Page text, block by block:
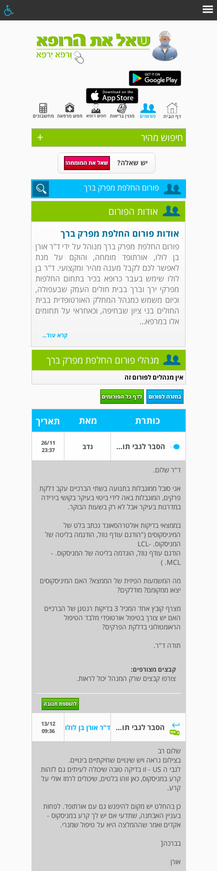
+ חיפוש מהיר
יש שאלה?
פורום החלפת מפרק ברך
אודות הפורום
אודות פורום החלפת מפרק ברך
פורום החלפת מפרק ברך מנוהל על ידי ד"ר אורן
בן לולו, אורתופד מומחה, והוקם על מנת
לאפשר לכם לקבל מענה מהיר ומקצועי. ד"ר בן
לולו שימש בעבר כרופא בכיר בתחום החלפות
מפרקי ירך וברך בבית חולים העמק שבעפולה,
וכיום משמש כמנהל המחלק האורטופדית בבית
החולים בני ציון שבחיפה, וכאחראי על תחומים
אלו במרפא...
קרא עוד...
מנהלי פורום החלפת מפרק ברך
אין מנהלים לפורום זה
כותרת מאת תאריך
הסבר לגבי תוצאות בדיקות ברכיים נדב
26/11
23:37
ד"ר שלום.
אני סובל ממוגבלות בתנועה בשתי הברכיים עקב דלקת
פרקים, המוגבלות באה לידי ביטוי בעיקר בקושי בירידה
במדרגות בעיקר אבל לא רק בשעות הבוקר.
בממצאי בדיקות אולטרהסאונד נכתב בלט של
המיניסקוסים ("הודגם עודף נוזל, הודגמה בליטה של
המניסקוס. -LCL
הודגם עודף נוזל, הוגדמה בליטה של המניסקוס. -
MCL. )
מה המשמעות הפיזית של הממצא? האם המיניסקוסים
יצאו ממקומם? מודלקים?
מצרף קובץ אחד המכיל 3 בדיקות רנטגן של הברכיים
האם יש צורך בטיפול אורטופדי מלבד הטיפול
הראומטולוגי בדלקת הפרקים?
תודה ד"ר.
קבצים מצורפים:
צורפו קבצים שרק המנהל יכול לראות.
הסבר לגבי תוצאות בדיקות ברכיים ד"ר אורן בן לולו
13/12
09:36
שלום רב
בצילום נראה ויש שינויים שחיקתיים בינויים.
לגבי ה US - זו בדיקה טובה שיכולה לעיתים גם לזהות
קרע במניסקוס, כאן זוהו בלטים, שיכולים לרמז אולי על
קרע.
כן בהחלט יש מקום להיפגש גם עם אורתופד. לפחות
בעניין האבחנה, שתדעי אם יש לך קרע במניסקוס -
אקדים ואמר שההמלצה היא על טיפול שמנרי.
בברכה[
אורן